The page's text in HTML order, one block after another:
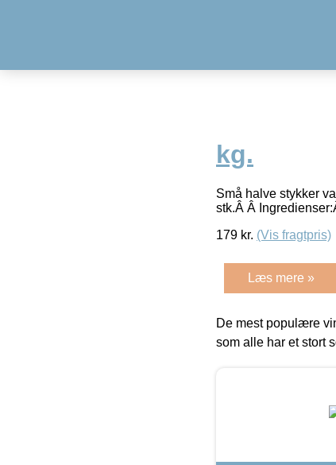
kg.
Små halve stykker
stk.Â Â
179 kr. (Vis fragtpris)
Læs mere »
De mest populære
som alle har et stort